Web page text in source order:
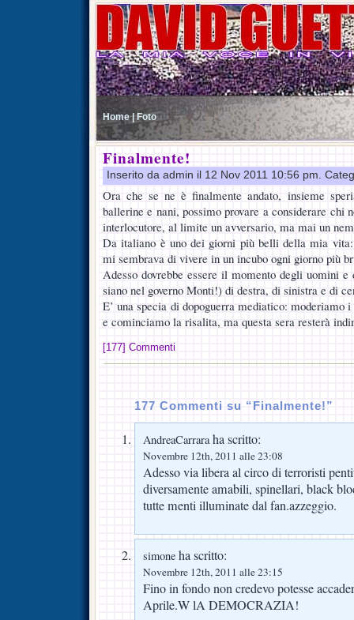
Home | Foto
Finalmente!
Inserito da admin il 12 Nov 2011 10:56 pm.
Ora che se ne è finalmente andato, insieme
ballerine e nani, possimo provare a considerare chi
interlocutore, al limite un avversario, ma mai un
Da italiano è uno dei giorni più belli della mia vita:
mi sembrava di vivere in un incubo ogni giorno più
Adesso dovrebbe essere il momento degli uomini
siano nel governo Monti!) di destra, di sinistra e di
E’ una specia di dopoguerra mediatico: moderiamo
e cominciamo la risalita, ma questa sera resterà
[177] Commenti
177 Commenti su “Finalmente!”
AndreaCarraraha scritto:
Novembre 12th, 2011 alle 23:08
Adesso via libera al circo di terroristi
diversamente amabili, spinellari, black
tutte menti illuminate dal fan.azzeggio.
simone ha scritto:
Novembre 12th, 2011 alle 23:15
Fino in fondo non credevo potesse
Aprile.W lA DEMOCRAZIA!